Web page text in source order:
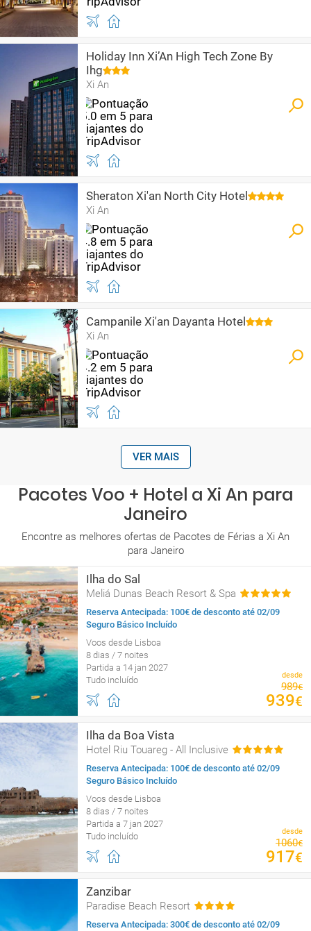
Holiday Inn Xi’An High Tech Zone By
Ihg
Xi An
Sheraton Xi'an North City Hotel
Xi An
Campanile Xi'an Dayanta Hotel
Xi An
VER MAIS
Pacotes Voo + Hotel a Xi An para
Janeiro
Encontre as melhores ofertas de Pacotes de Férias a Xi An
para Janeiro
Ilha do Sal
Meliá Dunas Beach Resort & Spa
Reserva Antecipada: 100€ de desconto até 02/09
Seguro Básico Incluído
Voos desde Lisboa
8 dias / 7 noites
Partida a 14 jan 2027
Tudo incluído
desde
989€
939€
Ilha da Boa Vista
Hotel Riu Touareg - All Inclusive
Reserva Antecipada: 100€ de desconto até 02/09
Seguro Básico Incluído
Voos desde Lisboa
8 dias / 7 noites
Partida a 7 jan 2027
Tudo incluído
desde
1060€
917€
Zanzibar
Paradise Beach Resort
Reserva Antecipada: 300€ de desconto até 02/09